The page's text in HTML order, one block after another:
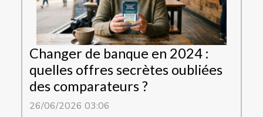
Changer de banque en 2024 :
quelles offres secrètes oubliées
des comparateurs ?
26/06/2026 03:06